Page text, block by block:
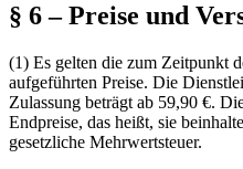
§ 6 – Preise und
(1) Es gelten die zum Zeitpunkt
aufgeführten Preise. Die
Zulassung beträgt ab 59,90 €.
Endpreise, das heißt, sie
gesetzliche Mehrwertsteuer.